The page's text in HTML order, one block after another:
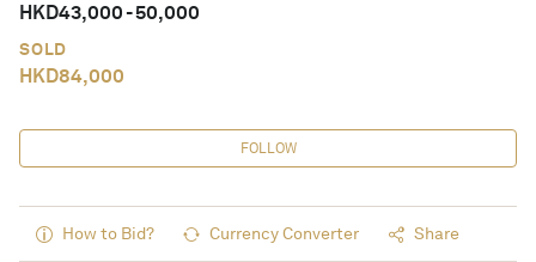
HKD43,000-50,000
SOLD
HKD84,000
FOLLOW
How to Bid? Currency Converter Share